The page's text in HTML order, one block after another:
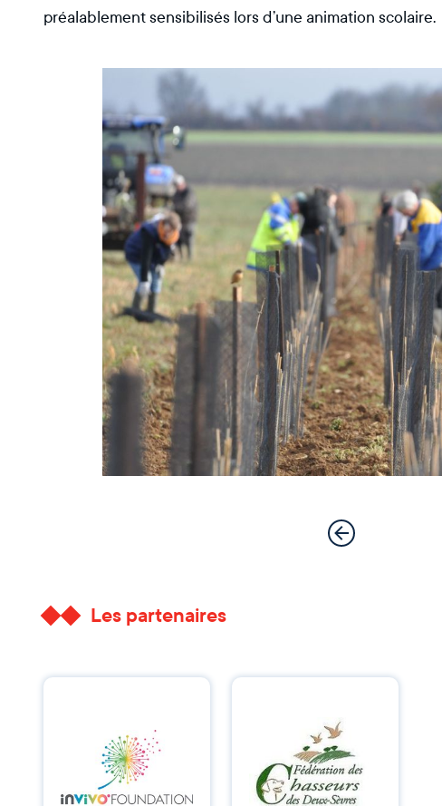
préalablement sensibilisés lors d’une animation scolaire.
Les partenaires